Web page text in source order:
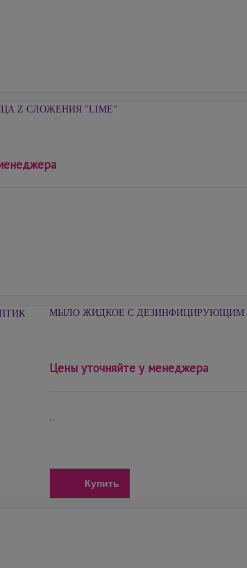
Z СЛОЖЕНИЯ "LIME"
МЫЛО ЖИДКОЕ С ДЕЗИНФИЦИРУЮЩИМ
Цены уточняйте у менеджера
..
Купить